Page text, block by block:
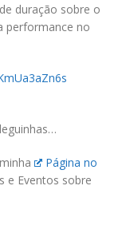
duração sobre o
performance no
Página no
e Eventos sobre